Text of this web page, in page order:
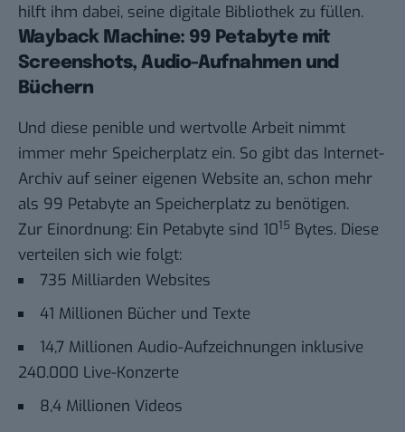
hilft ihm dabei, seine digitale Bibliothek zu füllen.
Wayback Machine: 99 Petabyte mit
Screenshots, Audio-Aufnahmen und
Büchern
Und diese penible und wertvolle Arbeit nimmt
immer mehr Speicherplatz ein. So gibt das Internet-
Archiv auf seiner eigenen Website an, schon mehr
als 99 Petabyte an Speicherplatz zu benötigen.
Zur Einordnung: Ein Petabyte sind 1015 Bytes. Diese
verteilen sich wie folgt:
735 Milliarden Websites
41 Millionen Bücher und Texte
14,7 Millionen Audio-Aufzeichnungen inklusive
240.000 Live-Konzerte
8,4 Millionen Videos